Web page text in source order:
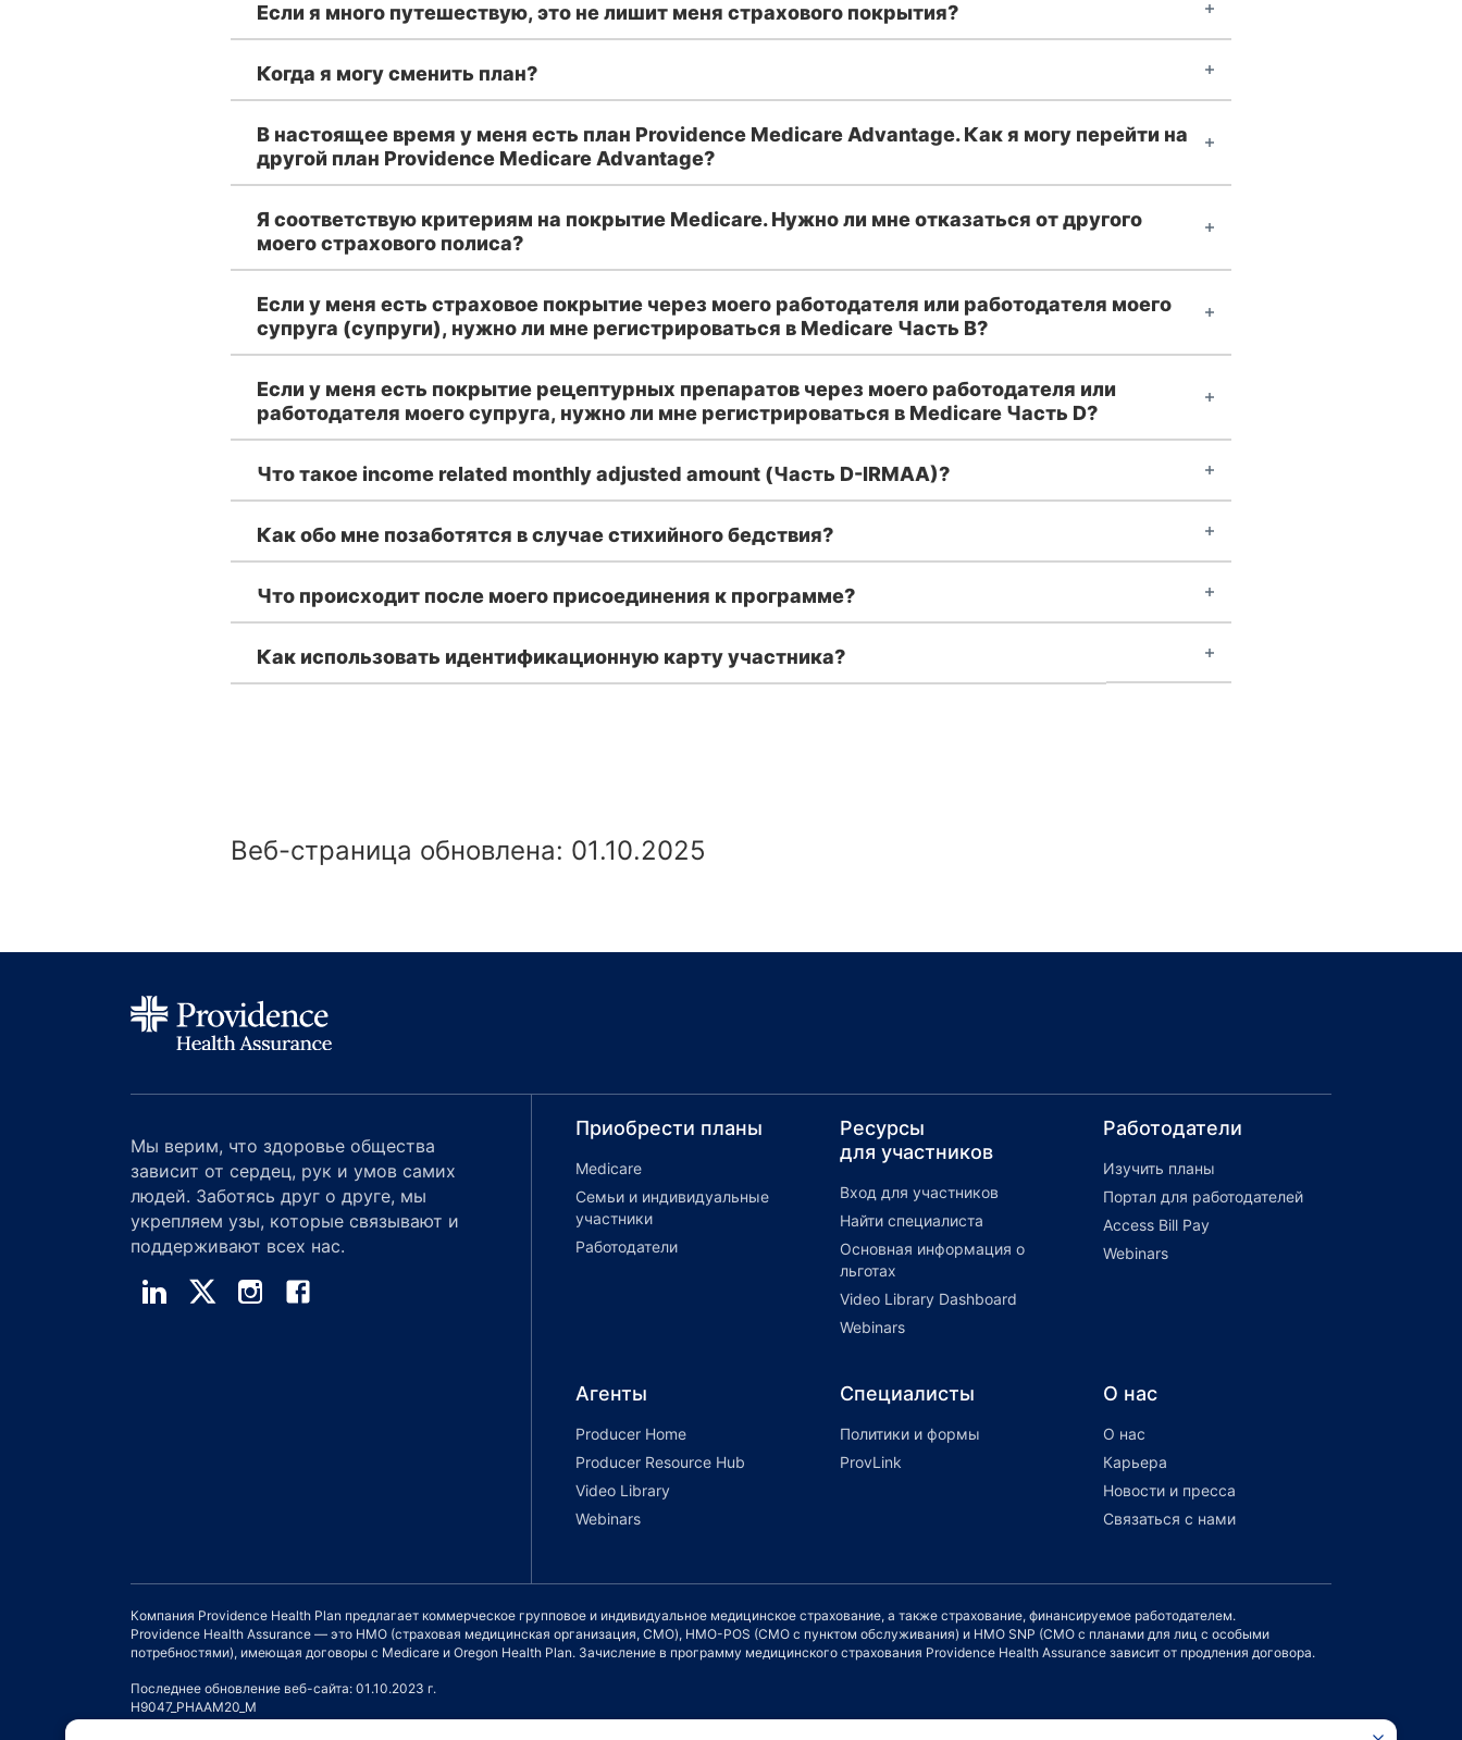
Если я много путешествую, это не лишит меня страхового покрытия?
Когда я могу сменить план?
В настоящее время у меня есть план Providence Medicare Advantage. Как я могу перейти на
другой план Providence Medicare Advantage?
Я соответствую критериям на покрытие Medicare. Нужно ли мне отказаться от другого
моего страхового полиса?
Если у меня есть страховое покрытие через моего работодателя или работодателя моего
супруга (супруги), нужно ли мне регистрироваться в Medicare Часть В?
Если у меня есть покрытие рецептурных препаратов через моего работодателя или
работодателя моего супруга, нужно ли мне регистрироваться в Medicare Часть D?
Что такое income related monthly adjusted amount (Часть D-IRMAA)?
Как обо мне позаботятся в случае стихийного бедствия?
Что происходит после моего присоединения к программе?
Как использовать идентификационную карту участника?
Веб-страница обновлена: 01.10.2025
Мы верим, что здоровье общества
зависит от сердец, рук и умов самих
людей. Заботясь друг о друге, мы
укрепляем узы, которые связывают и
поддерживают всех нас.
Приобрести планы
Medicare
Семьи и индивидуальные
участники
Работодатели
Ресурсы
для участников
Вход для участников
Найти специалиста
Основная информация о
льготах
Video Library Dashboard
Webinars
Работодатели
Изучить планы
Портал для работодателей
Access Bill Pay
Webinars
Агенты
Producer Home
Producer Resource Hub
Video Library
Webinars
Специалисты
Политики и формы
ProvLink
О нас
О нас
Карьера
Новости и пресса
Связаться с нами
Компания Providence Health Plan предлагает коммерческое групповое и индивидуальное медицинское страхование, а также страхование, финансируемое работодателем.
Providence Health Assurance — это HMO (страховая медицинская организация, СМО), HMO-POS (СМО с пунктом обслуживания) и HMO SNP (СМО с планами для лиц с особыми
потребностями), имеющая договоры с Medicare и Oregon Health Plan. Зачисление в программу медицинского страхования Providence Health Assurance зависит от продления договора.
Последнее обновление веб-сайта: 01.10.2023 г.
H9047_PHAAM20_M